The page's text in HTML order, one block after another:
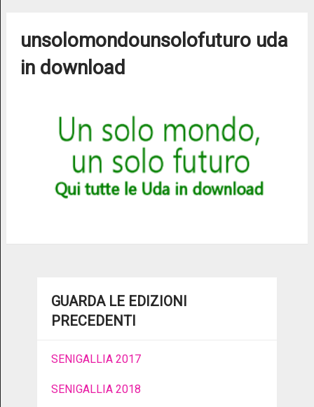
unsolomondounsolofuturo uda
in download
GUARDA LE EDIZIONI
PRECEDENTI
SENIGALLIA 2017
SENIGALLIA 2018